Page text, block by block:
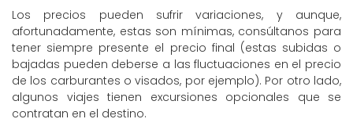
Los precios pueden sufrir variaciones, y aunque,
afortunadamente, estas son mínimas, consúltanos para
tener siempre presente el precio final (estas subidas o
bajadas pueden deberse a las fluctuaciones en el precio
de los carburantes o visados, por ejemplo). Por otro lado,
algunos viajes tienen excursiones opcionales que se
contratan en el destino.